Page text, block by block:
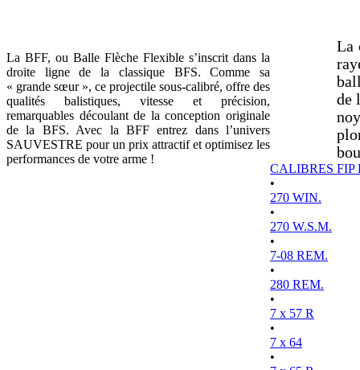
La BFF, ou Balle Flèche Flexible s’inscrit dans la
droite ligne de la classique BFS. Comme sa
« grande sœur », ce projectile sous-calibré, offre des
qualités balistiques, vitesse et précision,
remarquables découlant de la conception originale
de la BFS. Avec la BFF entrez dans l’univers
SAUVESTRE pour un prix attractif et optimisez les
performances de votre arme !
La
de
CALIBRES FIP
•
270 WIN.
•
270 W.S.M.
•
7-08 REM.
•
280 REM.
•
7 x 57 R
•
7 x 64
•